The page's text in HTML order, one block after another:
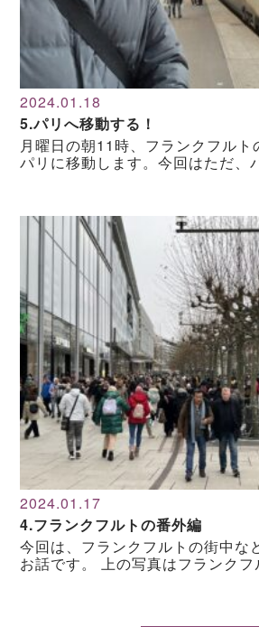
2024.01.18
5.パリへ移動する！
月曜日の朝11時、フランクフルト
パリに移動します。今回はただ、
2024.01.17
4.フランクフルトの番外編
今回は、フランクフルトの街中な
お話です。 上の写真はフランク